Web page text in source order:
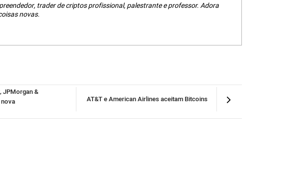
trader de criptos profissional, palestrante e professor. Adora
novas.
AT&T e American Airlines aceitam Bitcoins
&